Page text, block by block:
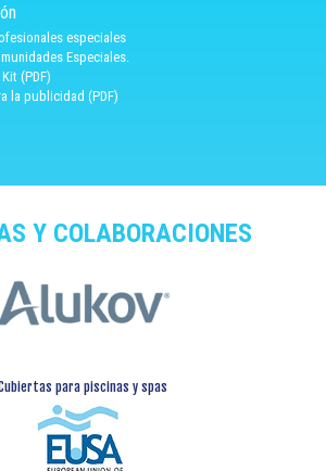
especiales
Especiales.
(PDF)
la publicidad (PDF)
Y COLABORACIONES
para piscinas y spas